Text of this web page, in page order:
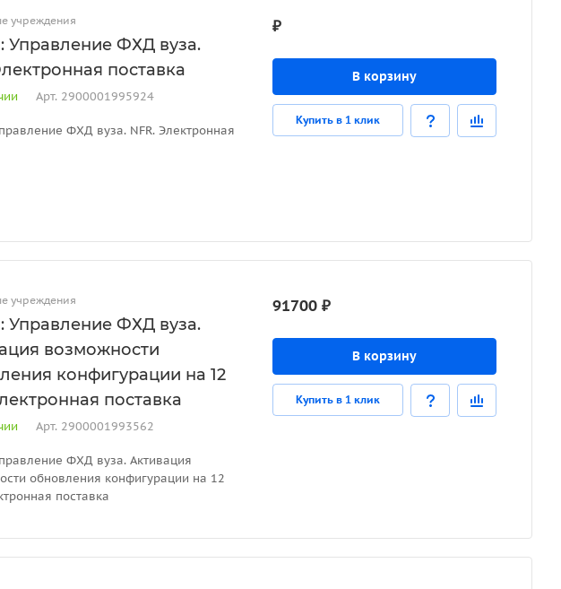
учреждения
Управление ФХД вуза.
поставка
Арт. 2900001995924
ФХД вуза. NFR. Электронная
₽
В корзину
Купить в 1 клик
учреждения
Управление ФХД вуза.
возможности
конфигурации на 12
поставка
Арт. 2900001993562
ФХД вуза. Активация
обновления конфигурации на 12
поставка
91700 ₽
В корзину
Купить в 1 клик